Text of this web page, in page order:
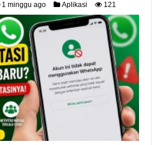
1 minggu ago Aplikasi 121